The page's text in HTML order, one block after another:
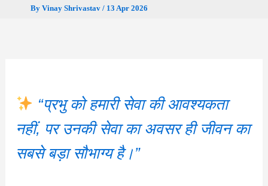
By Vinay Shrivastav / 13 Apr 2026
“प्रभु को हमारी सेवा की आवश्यकता
नहीं, पर उनकी सेवा का अवसर ही जीवन का
सबसे बड़ा सौभाग्य है।”